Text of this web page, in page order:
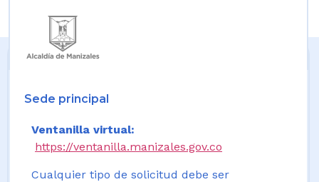
Sede principal
Ventanilla virtual:
https://ventanilla.manizales.gov.co
Cualquier tipo de solicitud debe ser